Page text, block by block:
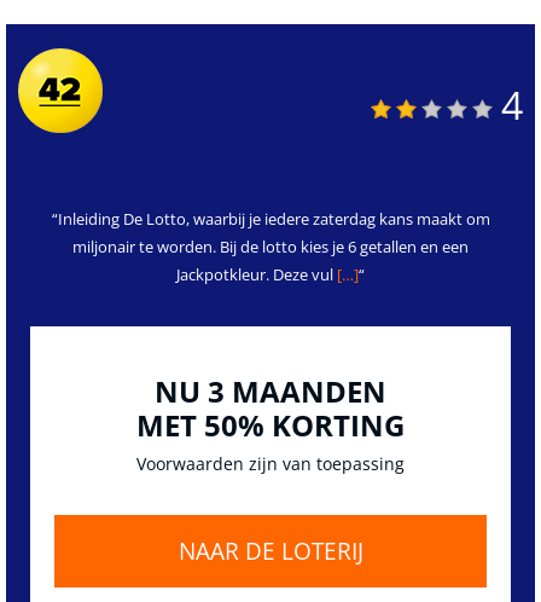
4
“Inleiding De Lotto, waarbij je iedere zaterdag kans maakt om
miljonair te worden. Bij de lotto kies je 6 getallen en een
Jackpotkleur. Deze vul […]“
NU 3 MAANDEN
MET 50% KORTING
Voorwaarden zijn van toepassing
NAAR DE LOTERIJ